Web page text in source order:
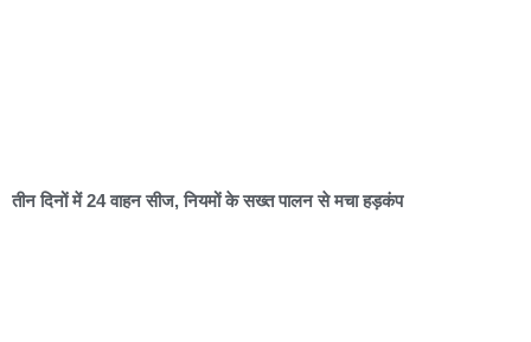
तीन दिनों में 24 वाहन सीज, नियमों के सख्त पालन से मचा हड़कंप